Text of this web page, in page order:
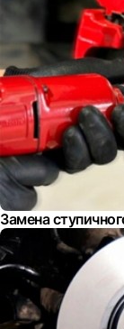
Замена